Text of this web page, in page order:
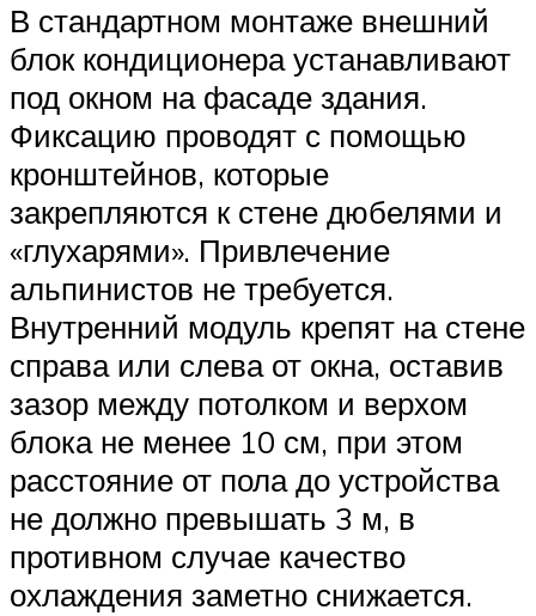
В стандартном монтаже внешний
блок кондиционера устанавливают
под окном на фасаде здания.
Фиксацию проводят с помощью
кронштейнов, которые
закрепляются к стене дюбелями и
«глухарями». Привлечение
альпинистов не требуется.
Внутренний модуль крепят на стене
справа или слева от окна, оставив
зазор между потолком и верхом
блока не менее 10 см, при этом
расстояние от пола до устройства
не должно превышать 3 м, в
противном случае качество
охлаждения заметно снижается.